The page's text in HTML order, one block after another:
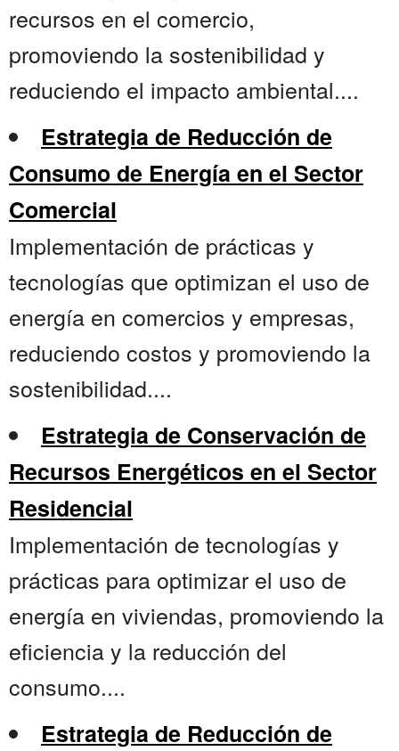
recursos en el comercio,
promoviendo la sostenibilidad y
reduciendo el impacto ambiental....
Estrategia de Reducción de
Consumo de Energía en el Sector
Comercial
Implementación de prácticas y
tecnologías que optimizan el uso de
energía en comercios y empresas,
reduciendo costos y promoviendo la
sostenibilidad....
Estrategia de Conservación de
Recursos Energéticos en el Sector
Residencial
Implementación de tecnologías y
prácticas para optimizar el uso de
energía en viviendas, promoviendo la
eficiencia y la reducción del
consumo....
Estrategia de Reducción de